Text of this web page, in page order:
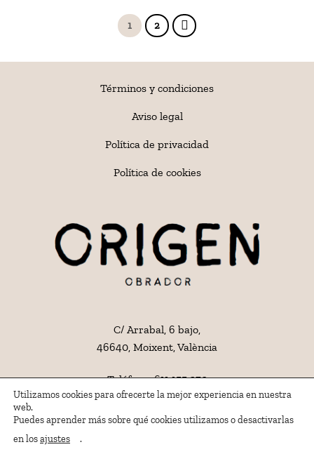
1 2
Términos y condiciones
Aviso legal
Política de privacidad
Política de cookies
C/ Arrabal, 6 bajo,
46640, Moixent, València
Teléfono:611 155 270
Email:hola@origenpa.com
Utilizamos cookies para ofrecerte la mejor experiencia en nuestra
web.
Puedes aprender más sobre qué cookies utilizamos o desactivarlas
en losajustes .